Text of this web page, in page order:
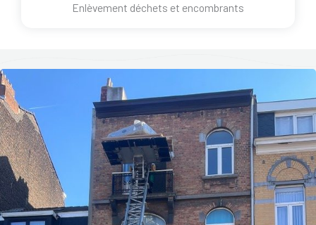
Enlèvement déchets et encombrants